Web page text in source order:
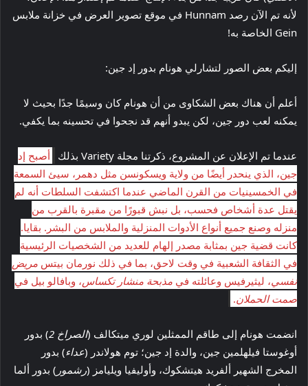
لأنه تم الآن رصد Hunnam في موقع تصوير العرض في خزانة ملابس
Gein الخاصة به!
إليكم بعض الصور لتشارلي هونام بدور إد جين:
أعلم أن هناك بعض الشكاوى من أن هونام كان وسيمًا جدًا بحيث لا
يمكنه لعب دور جين، لكن يبدو أنهم قد نجحوا في تحسينه بما يكفي.
عندما تم الإعلان عن المشروع، ذكرتنا مجلة Variety بذلك
أصبح إد
جين، الذي ينحدر أيضًا من ولاية ويسكونسن مثل دهمر، سيئ السمعة
في الخمسينيات من القرن الماضي عندما اكتشفت السلطات أنه لم
يقتل عدة أشخاص فحسب، بل نبش قبورًا من مقبرة بالقرب من
منزله وصنع جميع أنواع الأدوات المنزلية والملابس من البشر. بقايا.
كانت قضية جين بمثابة مصدر إلهام للعديد من الشخصيات الرئيسية
في الثقافة الشعبية في وقت لاحق، بما في ذلك نورمان بيتس مريض
نفسي، ليثيرفيس وعائلته في مذبحة منشار تكساس، وبافالو بيل في
صمت الحملان.
انضمت هونام إلى طاقم الممثلين لوري ميتكالف (الصراخ 2
) بدور
أوغوستا فيلهلمين جين، والدة إد جين؛ توم هولاندر (عداء) بدور
المخرج الشهير ألفريد هيتشكوك، وأوليفيا ويليامز (رشمور ) بدور ألما